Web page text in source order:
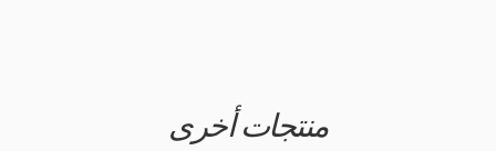
منتجات أخرى